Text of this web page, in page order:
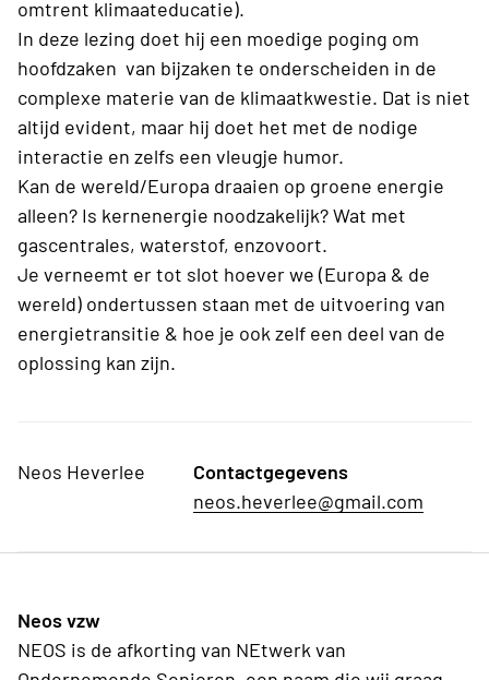
omtrent klimaateducatie).
In deze lezing doet hij een moedige poging om
hoofdzaken van bijzaken te onderscheiden in de
complexe materie van de klimaatkwestie. Dat is niet
altijd evident, maar hij doet het met de nodige
interactie en zelfs een vleugje humor.
Kan de wereld/Europa draaien op groene energie
alleen? Is kernenergie noodzakelijk? Wat met
gascentrales, waterstof, enzovoort.
Je verneemt er tot slot hoever we (Europa & de
wereld) ondertussen staan met de uitvoering van
energietransitie & hoe je ook zelf een deel van de
oplossing kan zijn.
Neos Heverlee
Contactgegevens
neos.heverlee@gmail.com
Neos vzw
NEOS is de afkorting van NEtwerk van